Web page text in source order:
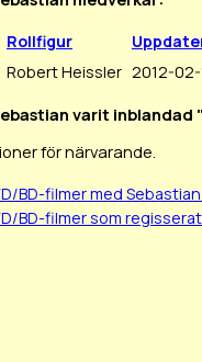
Rollfigur
Robert Heissler 2012-02-
varit inblandad
för närvarande.
BD-filmer med
BD-filmer som